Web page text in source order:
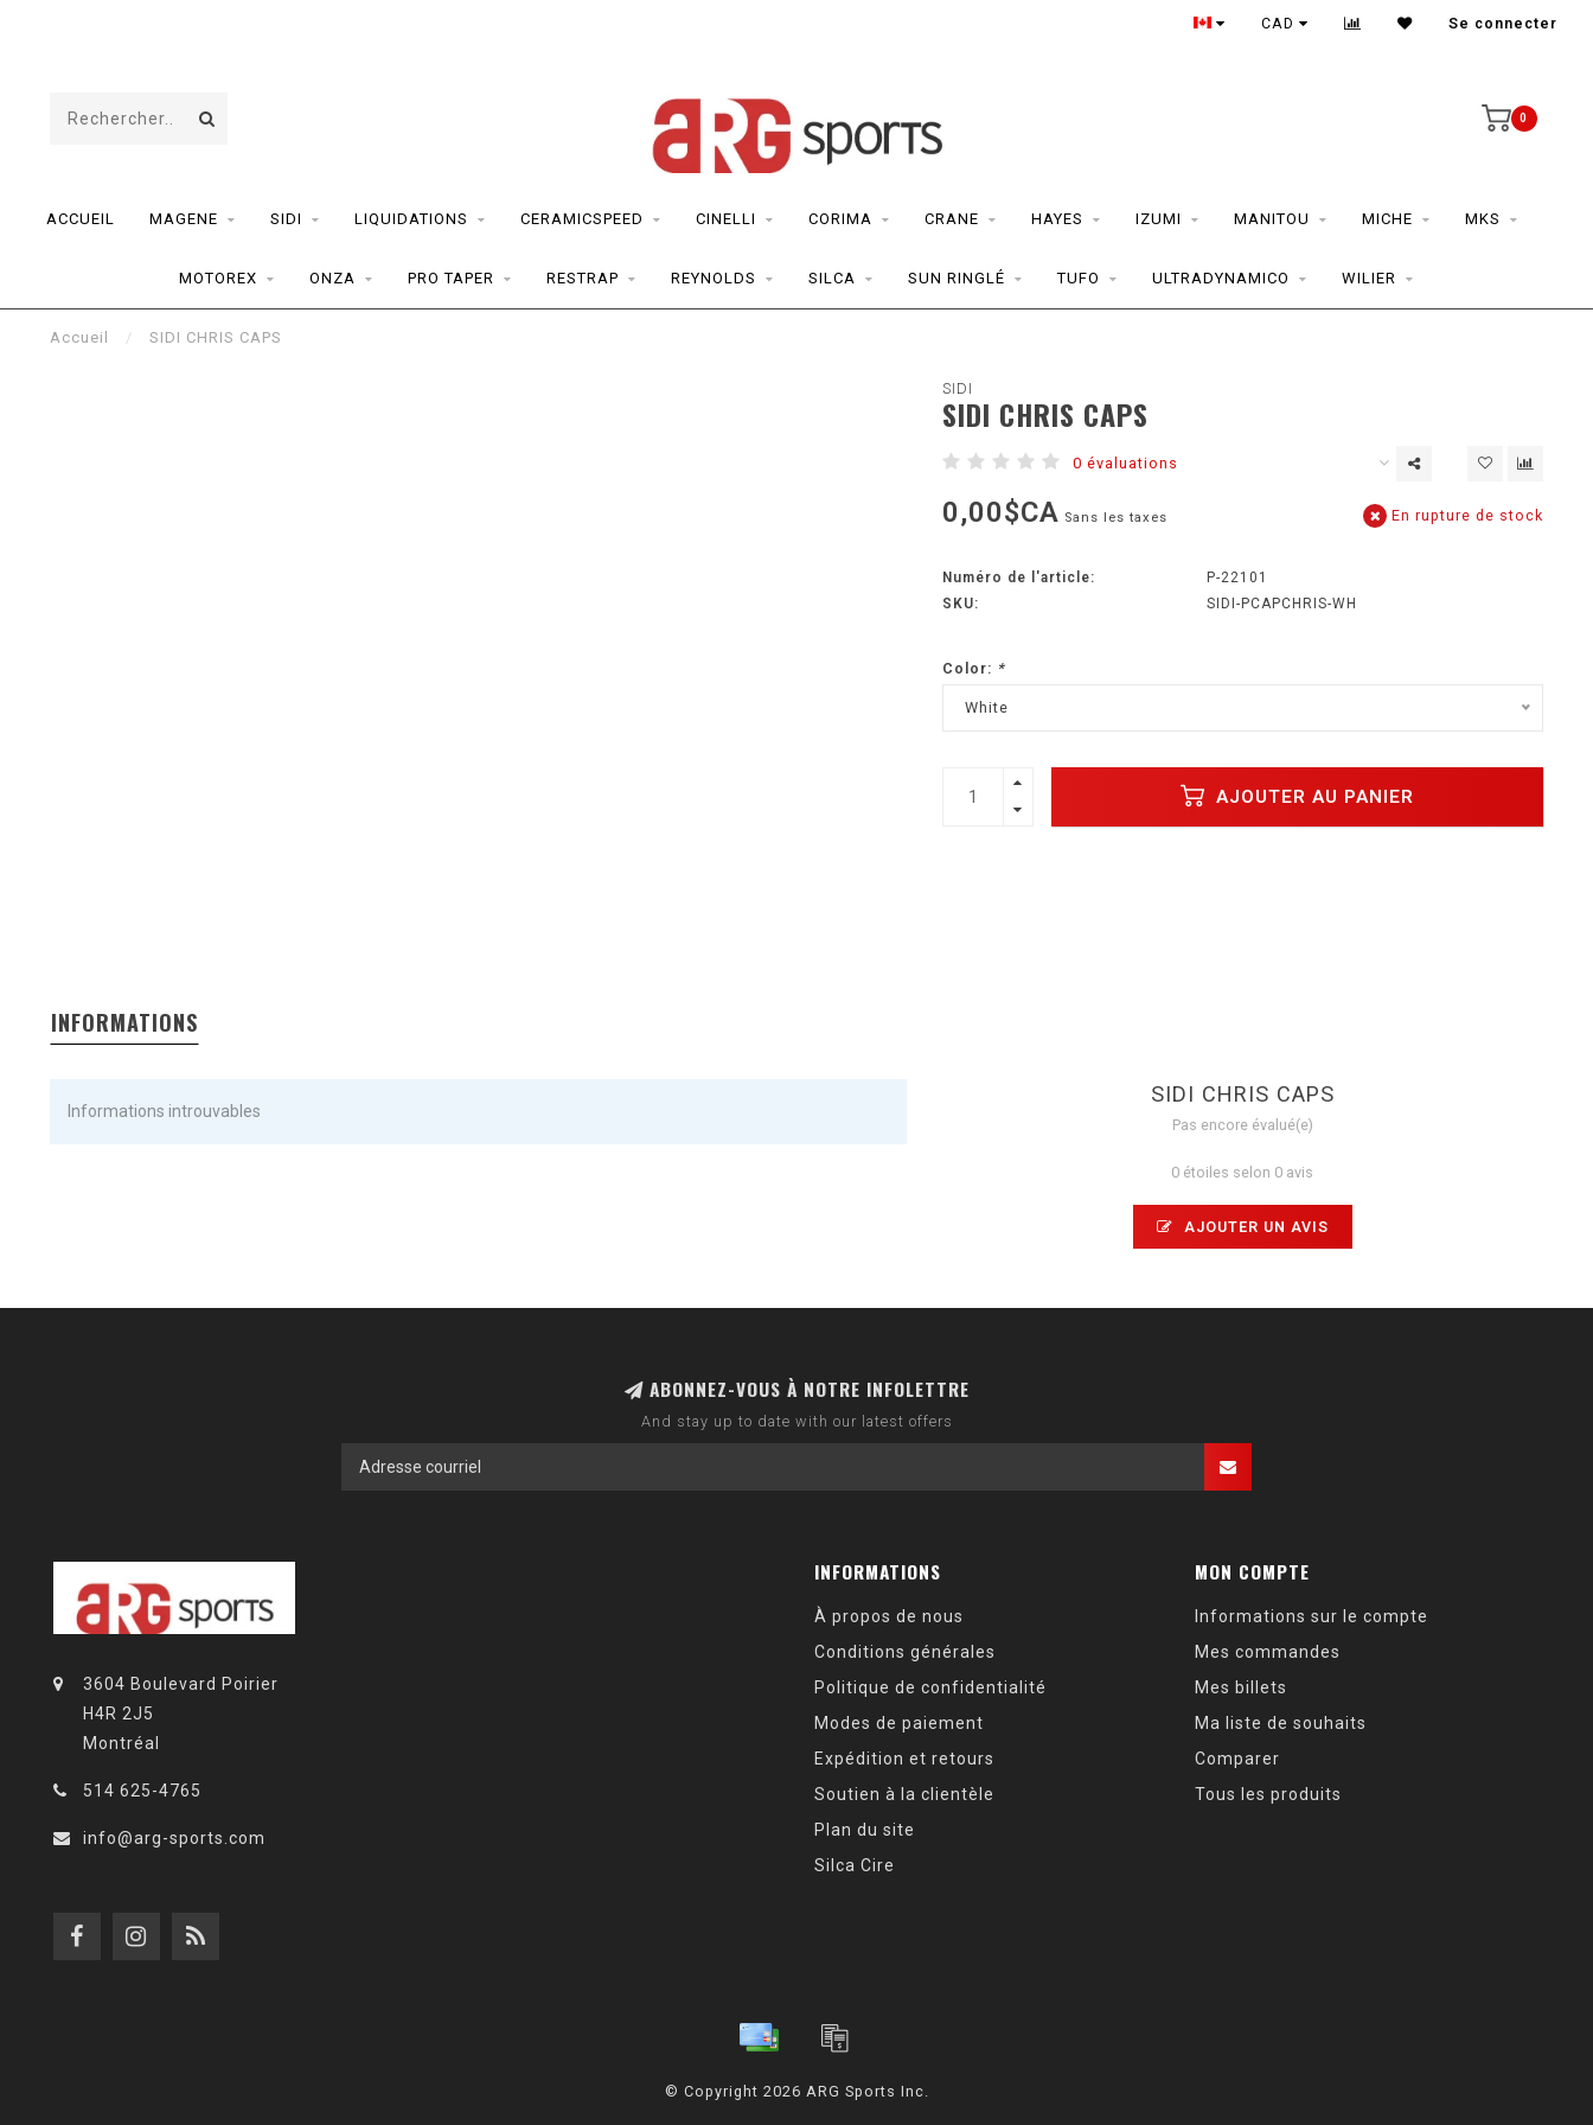
CAD Se connecter
0
ACCUEIL MAGENE SIDI LIQUIDATIONS CERAMICSPEED CINELLI CORIMA CRANE HAYES IZUMI MANITOU MICHE MKS
MOTOREX ONZA PRO TAPER RESTRAP REYNOLDS SILCA SUN RINGLÉ TUFO ULTRADYNAMICO WILIER
Accueil / SIDI CHRIS CAPS
SIDI
SIDI CHRIS CAPS
0 évaluations
0,00$CA Sans les taxes En rupture de stock
Numéro de l'article:
P-22101
SKU:
SIDI-PCAPCHRIS-WH
Color: *
White
AJOUTER AU PANIER
INFORMATIONS
Informations introuvables
SIDI CHRIS CAPS
Pas encore évalué(e)
0 étoiles selon 0 avis
AJOUTER UN AVIS
ABONNEZ-VOUS À NOTRE INFOLETTRE
And stay up to date with our latest offers
3604 Boulevard Poirier
H4R 2J5
Montréal
514 625-4765
info@arg-sports.com
INFORMATIONS
À propos de nous
Conditions générales
Politique de confidentialité
Modes de paiement
Expédition et retours
Soutien à la clientèle
Plan du site
Silca Cire
MON COMPTE
Informations sur le compte
Mes commandes
Mes billets
Ma liste de souhaits
Comparer
Tous les produits
© Copyright 2026 ARG Sports Inc.